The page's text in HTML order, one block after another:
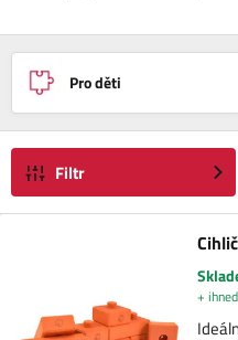
Pro děti
Filtr
+